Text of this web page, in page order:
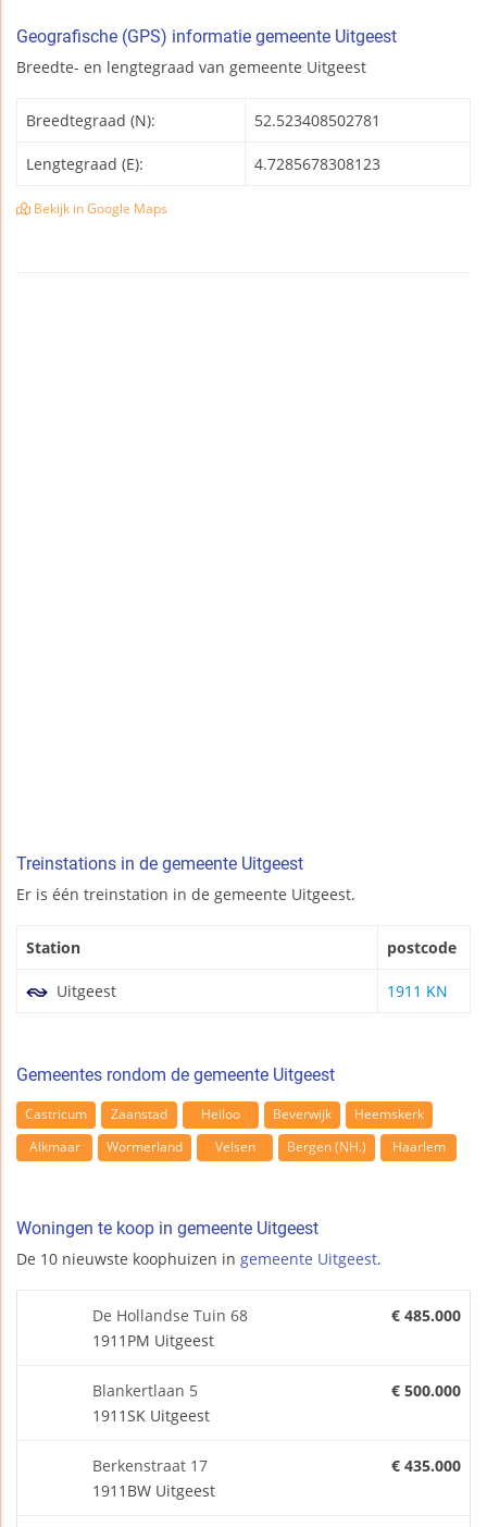
Geografische (GPS) informatie gemeente Uitgeest
Breedte- en lengtegraad van gemeente Uitgeest
Breedtegraad (N): 52.523408502781
Lengtegraad (E): 4.7285678308123
Bekijk in Google Maps
Treinstations in de gemeente Uitgeest
Er is één treinstation in de gemeente Uitgeest.
Station postcode
Uitgeest 1911 KN
Gemeentes rondom de gemeente Uitgeest
Castricum Zaanstad Heiloo Beverwijk
Heemskerk
Alkmaar
Wormerland Velsen Bergen (NH.) Haarlem
Woningen te koop in gemeente Uitgeest
De 10 nieuwste koophuizen in gemeente Uitgeest.
De Hollandse Tuin 68
1911PM Uitgeest
€ 485.000
Blankertlaan 5
1911SK Uitgeest
€ 500.000
Berkenstraat 17
1911BW Uitgeest
€ 435.000